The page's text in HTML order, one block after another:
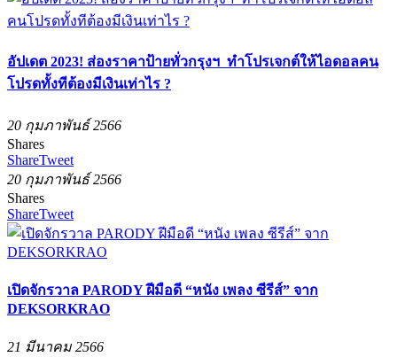
อัปเดต 2023! ส่องราคาป้ายทั่วกรุงฯ ทำโปรเจกต์ให้ไอดอลคน
โปรดทั้งทีต้องมีเงินเท่าไร ?
20 กุมภาพันธ์ 2566
Shares
ShareTweet
20 กุมภาพันธ์ 2566
Shares
ShareTweet
เปิดจักรวาล PARODY ฝีมือดี “หนัง เพลง ซีรีส์” จาก
DEKSORKRAO
21 มีนาคม 2566